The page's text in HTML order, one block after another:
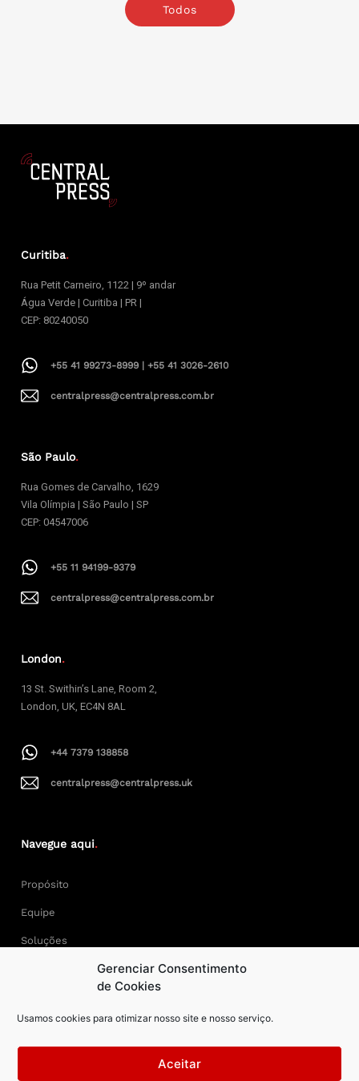
Gerenciar Consentimento
de Cookies
Usamos cookies para otimizar nosso site e nosso serviço.
Aceitar
Todos
Curitiba.
Rua Petit Carneiro, 1122 | 9º andar
Água Verde | Curitiba | PR |
CEP: 80240050
+55 41 99273-8999 | +55 41 3026-2610
centralpress@centralpress.com.br
São Paulo.
Rua Gomes de Carvalho, 1629
Vila Olímpia | São Paulo | SP
CEP: 04547006
+55 11 94199-9379
centralpress@centralpress.com.br
London.
13 St. Swithin’s Lane, Room 2,
London, UK, EC4N 8AL
+44 7379 138858
centralpress@centralpress.uk
Navegue aqui.
Propósito
Equipe
Soluções